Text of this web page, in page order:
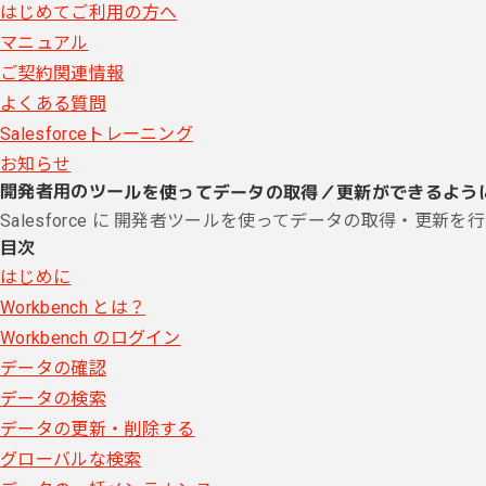
はじめてご利用の方へ
マニュアル
ご契約関連情報
よくある質問
Salesforceトレーニング
お知らせ
開発者用のツールを使ってデータの取得／更新ができるよう
Salesforce に 開発者ツールを使ってデータの取得・更新を行
目次
はじめに
Workbench とは？
Workbench のログイン
データの確認
データの検索
データの更新・削除する
グローバルな検索